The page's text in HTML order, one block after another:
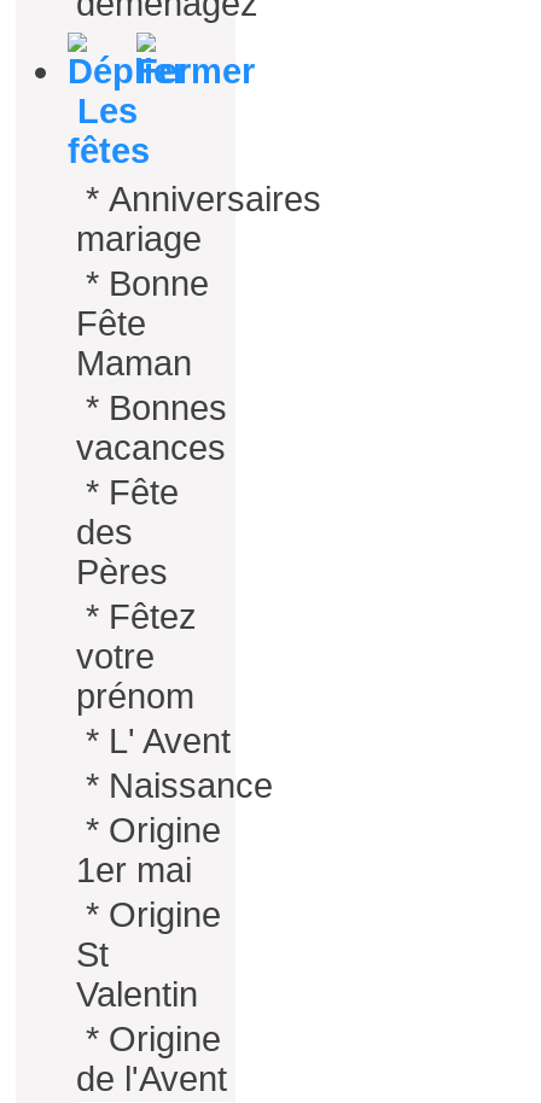
Les
fêtes
* Anniversaires
mariage
* Bonne
Fête
Maman
* Bonnes
vacances
* Fête
des
Pères
* Fêtez
votre
prénom
* L' Avent
* Naissance
* Origine
1er mai
* Origine
St
Valentin
* Origine
de l'Avent